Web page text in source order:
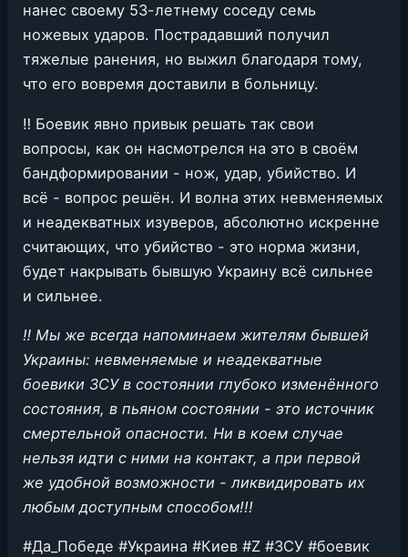
нанес своему 53-летнему соседу семь
ножевых ударов. Пострадавший получил
тяжелые ранения, но выжил благодаря тому,
что его вовремя доставили в больницу.
‼️ Боевик явно привык решать так свои
вопросы, как он насмотрелся на это в своём
бандформировании - нож, удар, убийство. И
всё - вопрос решён. И волна этих невменяемых
и неадекватных изуверов, абсолютно искренне
считающих, что убийство - это норма жизни,
будет накрывать бывшую Украину всё сильнее
и сильнее.
‼️ Мы же всегда напоминаем жителям бывшей
Украины: невменяемые и неадекватные
боевики ЗСУ в состоянии глубоко изменённого
состояния, в пьяном состоянии - это источник
смертельной опасности. Ни в коем случае
нельзя идти с ними на контакт, а при первой
же удобной возможности - ликвидировать их
любым доступным способом!!!
#Да_Победе #Украина #Киев #Z #ЗСУ #боевик